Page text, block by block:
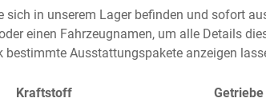
sich in unserem Lager befinden und sofort
einen Fahrzeugnamen, um alle Details
bestimmte Ausstattungspakete anzeigen
Kraftstoff Getriebe